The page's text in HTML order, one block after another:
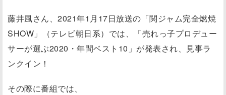
藤井風さん、2021年1月17日放送の「関ジャム完全燃焼
SHOW」（テレビ朝日系）では、「売れっ子プロデュー
サーが選ぶ2020・年間ベスト10」が発表され、見事ラ
ンクイン！
その際に番組では、